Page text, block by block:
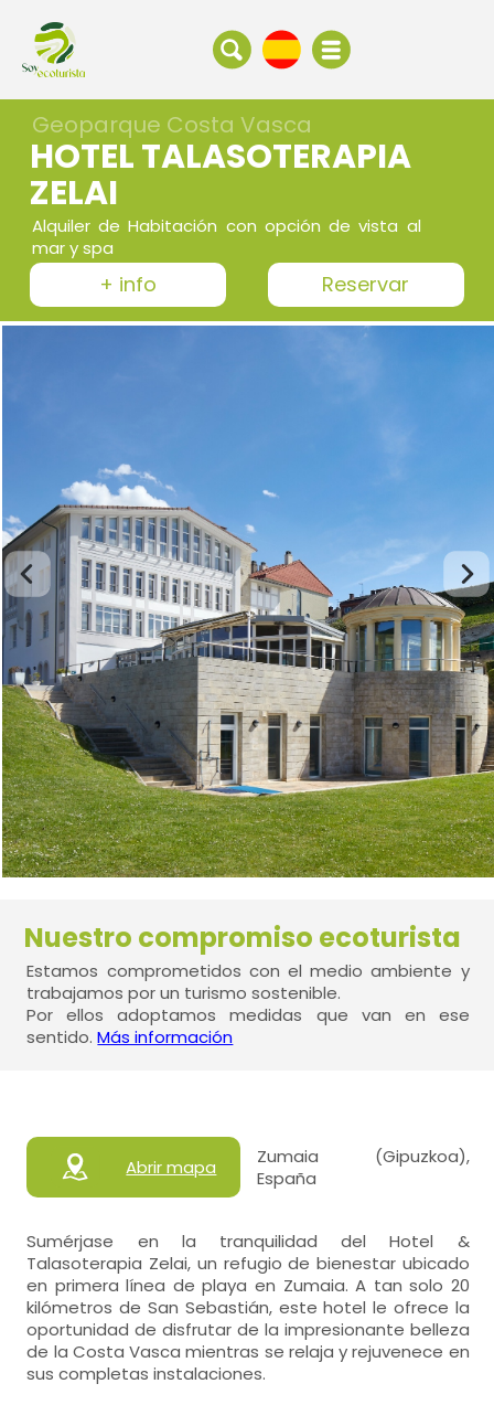
Geoparque Costa Vasca
HOTEL TALASOTERAPIA
ZELAI
Alquiler de Habitación con opción de vista al
mar y spa
+ info Reservar
Nuestro compromiso ecoturista
Estamos comprometidos con el medio ambiente y
trabajamos por un turismo sostenible.
Por ellos adoptamos medidas que van en ese
sentido.Más información
Abrir mapa
Zumaia (Gipuzkoa),
España
Sumérjase en la tranquilidad del Hotel &
Talasoterapia Zelai, un refugio de bienestar ubicado
en primera línea de playa en Zumaia. A tan solo 20
kilómetros de San Sebastián, este hotel le ofrece la
oportunidad de disfrutar de la impresionante belleza
de la Costa Vasca mientras se relaja y rejuvenece en
sus completas instalaciones.